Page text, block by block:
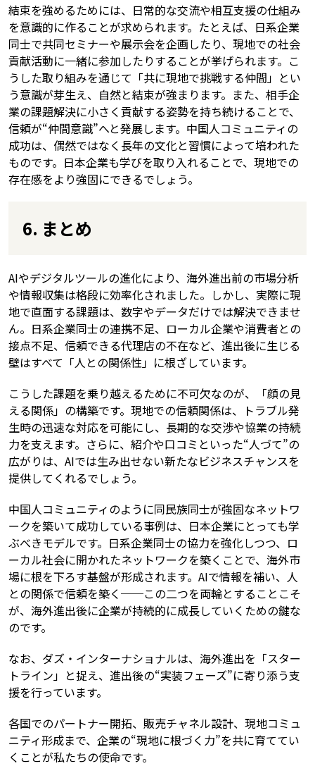
結束を強めるためには、日常的な交流や相互支援の仕組み
を意識的に作ることが求められます。たとえば、日系企業
同士で共同セミナーや展示会を企画したり、現地での社会
貢献活動に一緒に参加したりすることが挙げられます。こ
うした取り組みを通じて「共に現地で挑戦する仲間」とい
う意識が芽生え、自然と結束が強まります。また、相手企
業の課題解決に小さく貢献する姿勢を持ち続けることで、
信頼が“仲間意識”へと発展します。中国人コミュニティの
成功は、偶然ではなく長年の文化と習慣によって培われた
ものです。日本企業も学びを取り入れることで、現地での
存在感をより強固にできるでしょう。
6. まとめ
AIやデジタルツールの進化により、海外進出前の市場分析
や情報収集は格段に効率化されました。しかし、実際に現
地で直面する課題は、数字やデータだけでは解決できませ
ん。日系企業同士の連携不足、ローカル企業や消費者との
接点不足、信頼できる代理店の不在など、進出後に生じる
壁はすべて「人との関係性」に根ざしています。
こうした課題を乗り越えるために不可欠なのが、「顔の見
える関係」の構築です。現地での信頼関係は、トラブル発
生時の迅速な対応を可能にし、長期的な交渉や協業の持続
力を支えます。さらに、紹介や口コミといった“人づて”の
広がりは、AIでは生み出せない新たなビジネスチャンスを
提供してくれるでしょう。
中国人コミュニティのように同民族同士が強固なネットワ
ークを築いて成功している事例は、日本企業にとっても学
ぶべきモデルです。日系企業同士の協力を強化しつつ、ロ
ーカル社会に開かれたネットワークを築くことで、海外市
場に根を下ろす基盤が形成されます。AIで情報を補い、人
との関係で信頼を築く──この二つを両輪とすることこそ
が、海外進出後に企業が持続的に成長していくための鍵な
のです。
なお、ダズ・インターナショナルは、海外進出を「スター
トライン」と捉え、進出後の“実装フェーズ”に寄り添う支
援を行っています。
各国でのパートナー開拓、販売チャネル設計、現地コミュ
ニティ形成まで、企業の“現地に根づく力”を共に育ててい
くことが私たちの使命です。